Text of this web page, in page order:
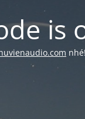
is